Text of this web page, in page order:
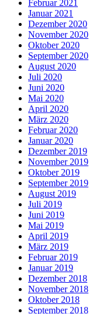
Februar 2021
Januar 2021
Dezember 2020
November 2020
Oktober 2020
September 2020
August 2020
Juli 2020
Juni 2020
Mai 2020
April 2020
März 2020
Februar 2020
Januar 2020
Dezember 2019
November 2019
Oktober 2019
September 2019
August 2019
Juli 2019
Juni 2019
Mai 2019
April 2019
März 2019
Februar 2019
Januar 2019
Dezember 2018
November 2018
Oktober 2018
September 2018